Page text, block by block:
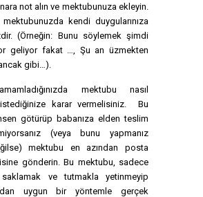
not alın ve mektubunuza ekleyin.
kendi duygularınıza
(Örneğin: Bunu söylemek şimdi
geliyor fakat …, Şu an üzmekten
gibi…).
mektubu nasıl
karar vermelisiniz. Bu
götürüp babanıza elden teslim
(veya bunu yapmanız
mektubu en azından posta
gönderin. Bu mektubu, sadece
ve tutmakla yetinmeyip
uygun bir yöntemle gerçek